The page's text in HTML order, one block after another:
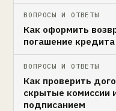
ВОПРОСЫ И ОТВЕТЫ
Как оформить
погашение кредита
ВОПРОСЫ И ОТВЕТЫ
Как проверить
скрытые комиссии
подписанием